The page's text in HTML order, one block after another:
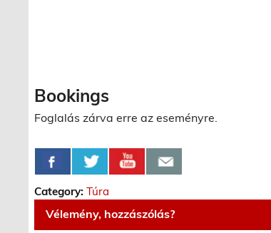
Bookings
Foglalás zárva erre az eseményre.
Category:Túra
Vélemény, hozzászólás?